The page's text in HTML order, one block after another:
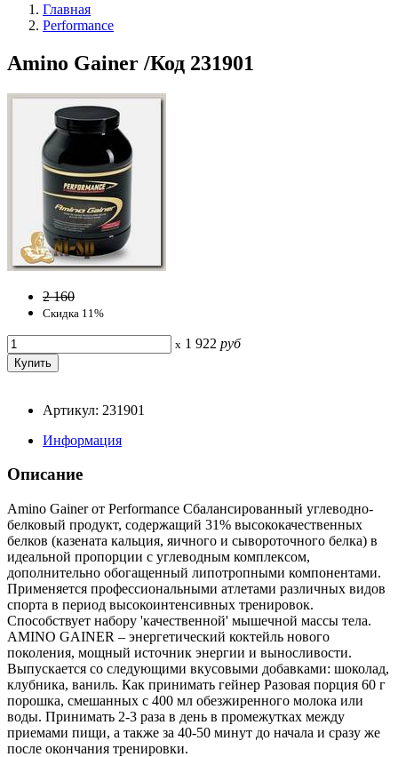
Главная
Performance
Amino Gainer /Код 231901
2 160
Скидка 11%
x 1 922 руб
Артикул: 231901
Информация
Описание
Amino Gainer от Performance Сбалансированный углеводно-
белковый продукт, содержащий 31% высококачественных
белков (казената кальция, яичного и сывороточного белка) в
идеальной пропорции с углеводным комплексом,
дополнительно обогащенный липотропными компонентами.
Применяется профессиональными атлетами различных видов
спорта в период высокоинтенсивных тренировок.
Способствует набору 'качественной' мышечной массы тела.
AMINO GAINER – энергетический коктейль нового
поколения, мощный источник энергии и выносливости.
Выпускается со следующими вкусовыми добавками: шоколад,
клубника, ваниль. Как принимать гейнер Разовая порция 60 г
порошка, смешанных с 400 мл обезжиренного молока или
воды. Принимать 2-3 раза в день в промежутках между
приемами пищи, а также за 40-50 минут до начала и сразу же
после окончания тренировки.